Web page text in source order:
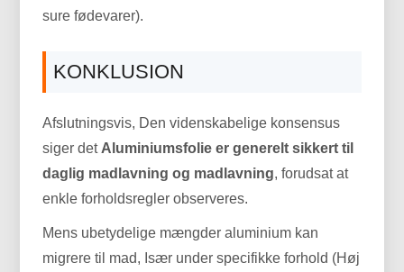
sure fødevarer).
KONKLUSION
Afslutningsvis, Den videnskabelige konsensus
siger det Aluminiumsfolie er generelt sikkert til
daglig madlavning og madlavning, forudsat at
enkle forholdsregler observeres.
Mens ubetydelige mængder aluminium kan
migrere til mad, Især under specifikke forhold (Høj